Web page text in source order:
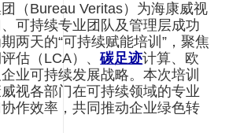
（Bureau Veritas）为海康威视
可持续专业团队及管理层成功
两天的“可持续赋能培训”，聚焦
估（LCA）、碳足迹计算、欧
业可持续发展战略。本次培训
视各部门在可持续领域的专业
作效率，共同推动企业绿色转